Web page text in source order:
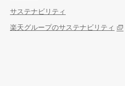
サステナビリティ
楽天グループのサステナビリティ